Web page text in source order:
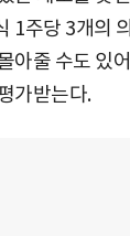
1주당 3개의
아줄 수도 있
가받는다.